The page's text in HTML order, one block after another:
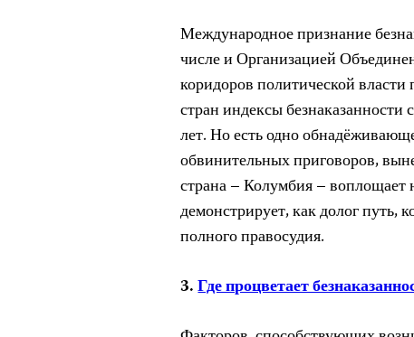
Международное признание
числе и Организацией
коридоров политической
стран индексы
лет. Но есть одно
обвинительных приговоров,
страна – Колумбия –
демонстрирует, как долог
полного правосудия.
3.Где процветает